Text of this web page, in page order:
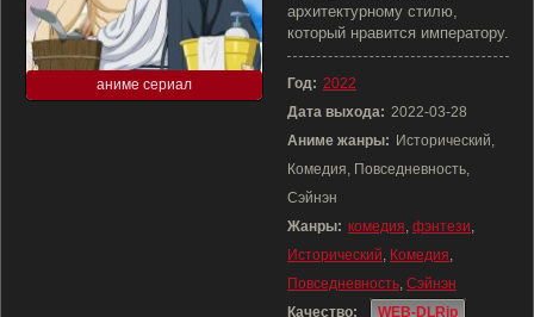
аниме сериал
архитектурному стилю,
который нравится императору.
Год: 2022
Дата выхода: 2022-03-28
Аниме жанры: Исторический,
Комедия, Повседневность,
Сэйнэн
Жанры: комедия, фэнтези,
Исторический, Комедия,
Повседневность, Сэйнэн
Качество:
WEB-DLRip